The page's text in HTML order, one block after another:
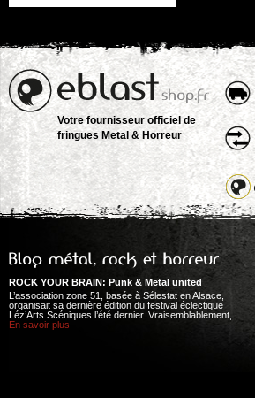
Votre fournisseur officiel de
fringues Metal & Horreur
ROCK YOUR BRAIN: Punk & Metal united
L’association zone 51, basée à Sélestat en Alsace,
organisait sa dernière édition du festival éclectique
Léz’Arts Scéniques l’été dernier. Vraisemblablement,...
En savoir plus